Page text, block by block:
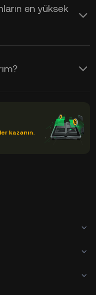
en yüksek
kazanın.